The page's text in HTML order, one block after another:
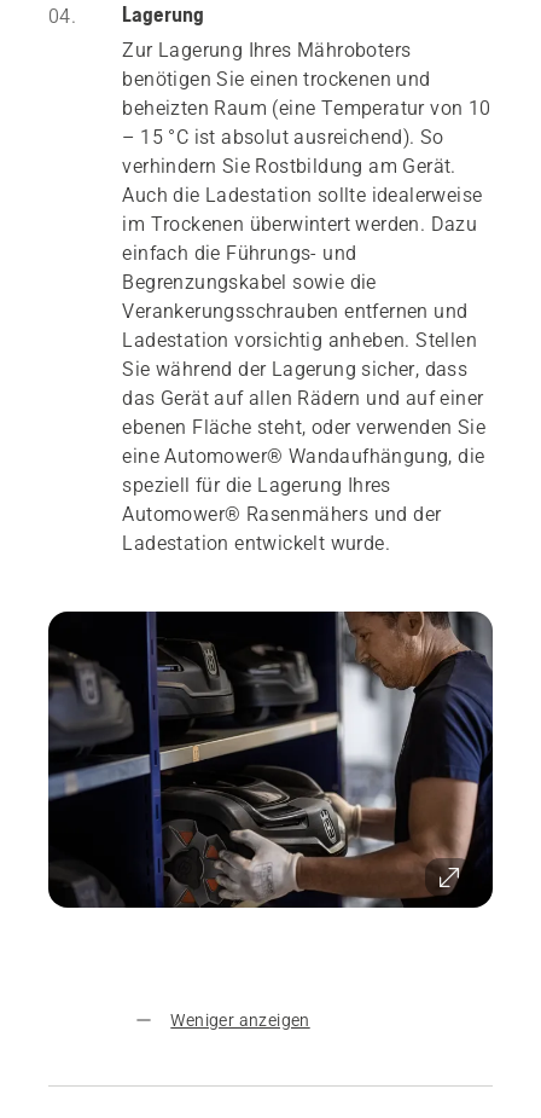
04. Lagerung
Zur Lagerung Ihres Mähroboters
benötigen Sie einen trockenen und
beheizten Raum (eine Temperatur von 10
– 15 °C ist absolut ausreichend). So
verhindern Sie Rostbildung am Gerät.
Auch die Ladestation sollte idealerweise
im Trockenen überwintert werden. Dazu
einfach die Führungs- und
Begrenzungskabel sowie die
Verankerungsschrauben entfernen und
Ladestation vorsichtig anheben. Stellen
Sie während der Lagerung sicher, dass
das Gerät auf allen Rädern und auf einer
ebenen Fläche steht, oder verwenden Sie
eine Automower® Wandaufhängung, die
speziell für die Lagerung Ihres
Automower® Rasenmähers und der
Ladestation entwickelt wurde.
Weniger anzeigen